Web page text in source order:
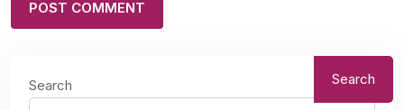
Search Search